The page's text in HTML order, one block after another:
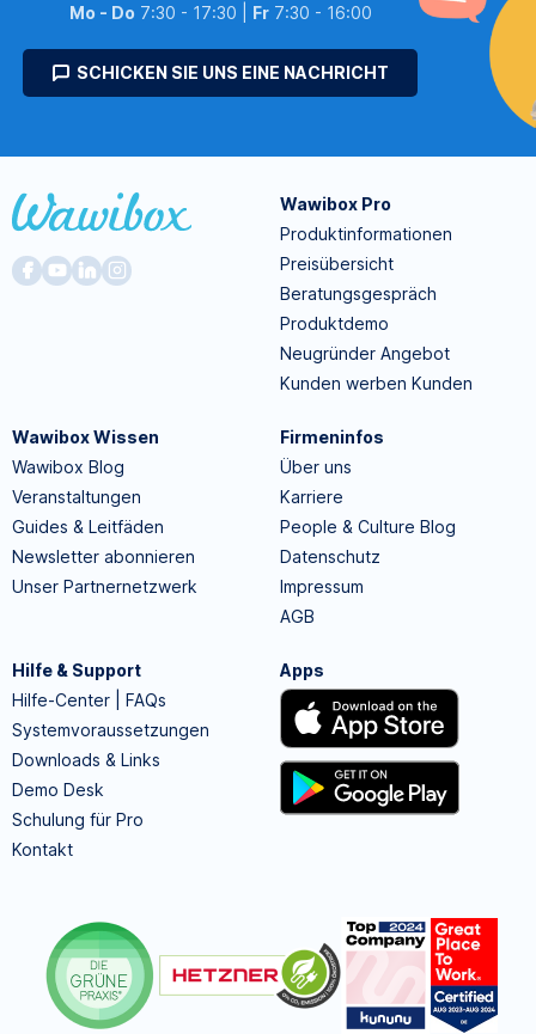
Mo - Do 7:30 - 17:30 | Fr7:30 - 16:00
SCHICKEN SIE UNS EINE NACHRICHT
Wawibox Pro
Produktinformationen
Preisübersicht
Beratungsgespräch
Produktdemo
Neugründer Angebot
Kunden werben Kunden
Wawibox Wissen
Wawibox Blog
Veranstaltungen
Guides & Leitfäden
Newsletter abonnieren
Unser Partnernetzwerk
Firmeninfos
Über uns
Karriere
People & Culture Blog
Datenschutz
Impressum
AGB
Hilfe & Support
Hilfe-Center | FAQs
Systemvoraussetzungen
Downloads & Links
Demo Desk
Schulung für Pro
Kontakt
Apps